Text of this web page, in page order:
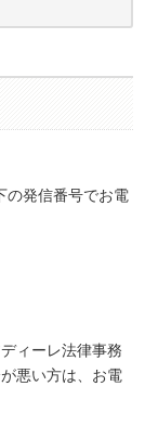
発信番号でお電
ィーレ法律事務
悪い方は、お電